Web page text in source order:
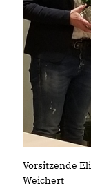
Vorsitzende
Weichert